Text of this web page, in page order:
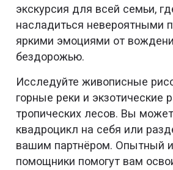
экскурсия для всей семьи,
насладиться невероятными
яркими эмоциями от
бездорожью.
Исследуйте живописные
горные реки и экзотические
тропических лесов. Вы
квадроцикл на себя или
вашим партнёром. Опытный
помощники помогут вам